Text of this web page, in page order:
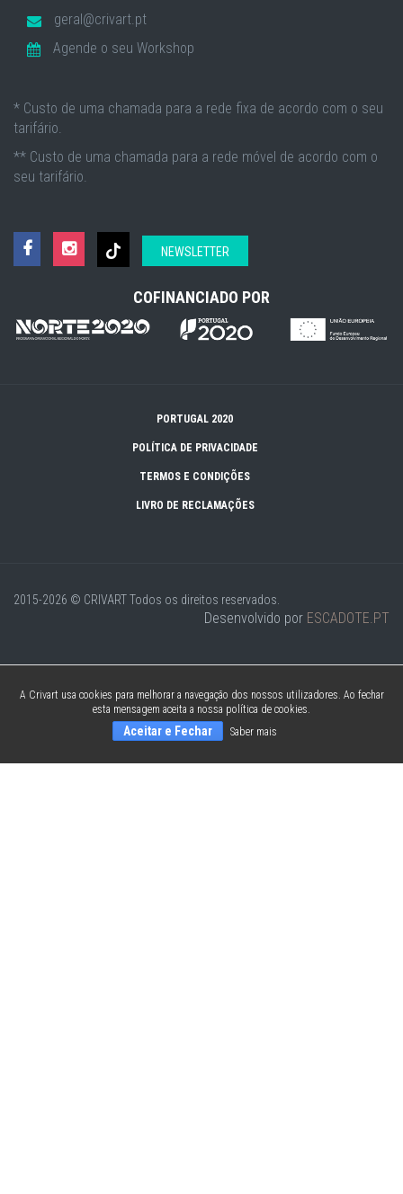
geral@crivart.pt
Agende o seu Workshop
* Custo de uma chamada para a rede fixa de acordo com o seu
tarifário.
** Custo de uma chamada para a rede móvel de acordo com o
seu tarifário.
NEWSLETTER
COFINANCIADO POR
PORTUGAL 2020
POLÍTICA DE PRIVACIDADE
TERMOS E CONDIÇÕES
LIVRO DE RECLAMAÇÕES
2015-2026 © CRIVARTTodos os direitos reservados.
Desenvolvido por ESCADOTE.PT
A Crivart usa cookies para melhorar a navegação dos nossos utilizadores. Ao fechar
esta mensagem aceita a nossa política de cookies.
Aceitar e Fechar Saber mais